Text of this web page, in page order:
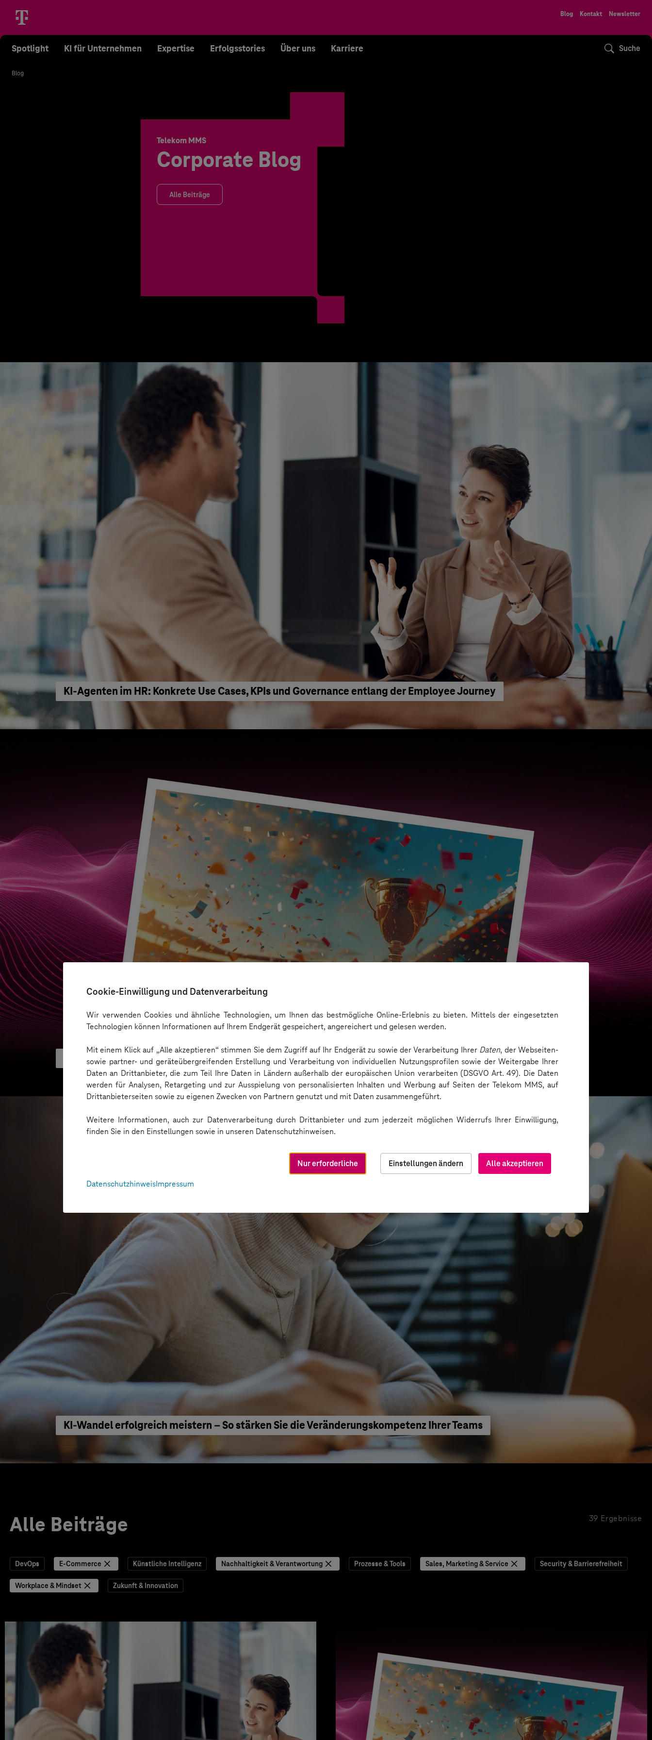
Cookie-Einwilligung und Datenverarbeitung
Wir verwenden Cookies und ähnliche Technologien, um Ihnen das bestmögliche Online-Erlebnis zu bieten. Mittels der eingesetzten
Technologien können Informationen auf Ihrem Endgerät gespeichert, angereichert und gelesen werden.
Mit einem Klick auf „Alle akzeptieren“ stimmen Sie dem Zugriff auf Ihr Endgerät zu sowie der Verarbeitung Ihrer Daten, der Webseiten-
sowie partner- und geräteübergreifenden Erstellung und Verarbeitung von individuellen Nutzungsprofilen sowie der Weitergabe Ihrer
Daten an Drittanbieter, die zum Teil Ihre Daten in Ländern außerhalb der europäischen Union verarbeiten (DSGVO Art. 49). Die Daten
werden für Analysen, Retargeting und zur Ausspielung von personalisierten Inhalten und Werbung auf Seiten der Telekom MMS, auf
Drittanbieterseiten sowie zu eigenen Zwecken von Partnern genutzt und mit Daten zusammengeführt.
Weitere Informationen, auch zur Datenverarbeitung durch Drittanbieter und zum jederzeit möglichen Widerrufs Ihrer Einwilligung,
finden Sie in den Einstellungen sowie in unseren Datenschutzhinweisen.
Alle akzeptieren
Nur erforderliche
Einstellungen ändern
DatenschutzhinweisImpressum
Blog Kontakt Newsletter
Spotlight KI für Unternehmen Expertise Erfolgsstories Über uns Karriere Suche
Blog
Telekom MMS
Corporate Blog
Alle Beiträge
KI‑Agenten im HR: Konkrete Use Cases, KPIs und Governance entlang der Employee Journey
WM Tippspiel macht Mitarbeitende zu Fans: Mehr Teamspirit und Engagement im Intranet
KI-Wandel erfolgreich meistern – So stärken Sie die Veränderungskompetenz Ihrer Teams
Alle Beiträge 39 Ergebnisse
DevOps E-Commerce Künstliche Intelligenz Nachhaltigkeit & Verantwortung Prozesse & Tools Sales, Marketing & Service Security & Barrierefreiheit
Workplace & Mindset Zukunft & Innovation